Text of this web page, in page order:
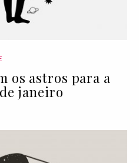
os astros para a
janeiro